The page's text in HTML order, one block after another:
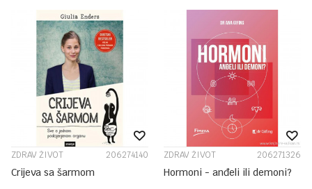
ZDRAV ŽIVOT 206274140
Crijeva sa šarmom
ZDRAV ŽIVOT 206271326
Hormoni - anđeli ili demoni?